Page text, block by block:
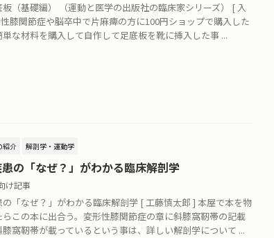
板（基礎編） （運動と医学の出版社の臨床家シリーズ） [ 入
膝関節症や脳卒中で片麻痺の方に100円ショップで購入した
な材料を購入して自作して足底板を靴に挿入した事 ...
紹介 解剖学・運動学
の「なぜ？」がわかる臨床解剖学
け記事
「なぜ？」がわかる臨床解剖学 [ 工藤慎太郎 ] 本屋で本を物
この本に出合う。変形性膝関節症の章に斜膝窩靭帯の記載
窩靭帯が載っているという事は、詳しい解剖学について ...